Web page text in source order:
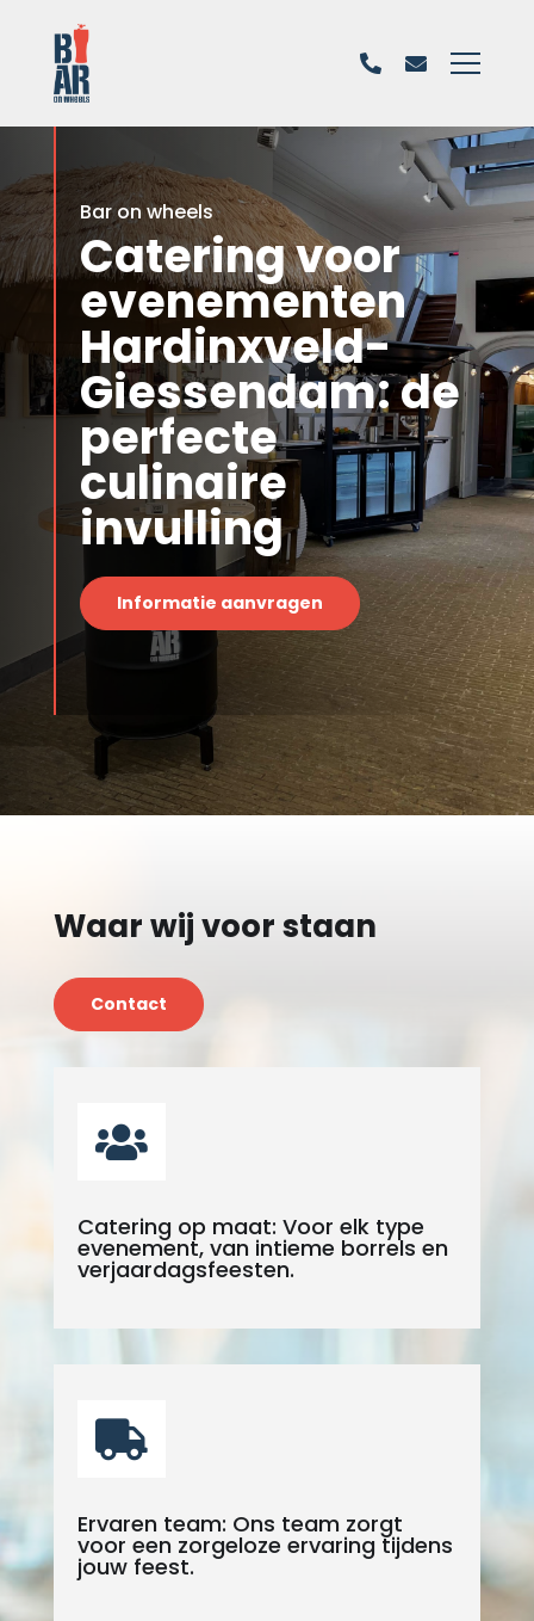
Bar on wheels
Catering voor
evenementen
Hardinxveld-
Giessendam: de
perfecte
culinaire
invulling
Informatie aanvragen
Waar wij voor staan
Contact

Catering op maat: Voor elk type
evenement, van intieme borrels en
verjaardagsfeesten.

Ervaren team: Ons team zorgt
voor een zorgeloze ervaring tijdens
jouw feest.